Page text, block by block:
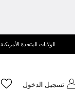
الولايات المتحدة الأمريكية
تسجيل الدخول